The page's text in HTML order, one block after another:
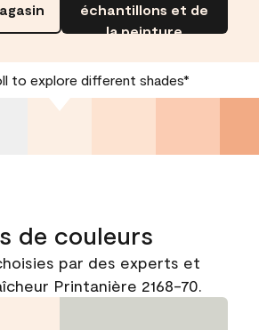
échantillons et de
la peinture
to explore different shades*
de couleurs
par des experts et
Printanière 2168-70.